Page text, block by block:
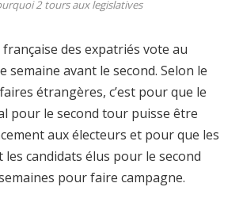
2 tours aux legislatives
des expatriés vote au
semaine avant le second. Selon le
étrangères, c’est pour que le
pour le second tour puisse être
aux électeurs et pour que les
les candidats élus pour le second
pour faire campagne.